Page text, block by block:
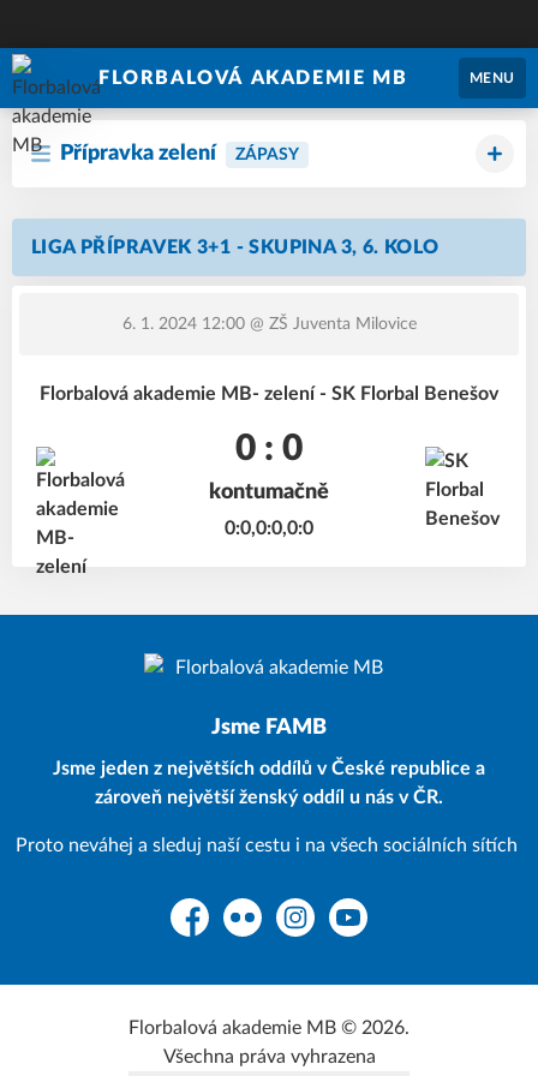
FLORBALOVÁ AKADEMIE MB MENU
Přípravka zelení ZÁPASY
LIGA PŘÍPRAVEK 3+1 - SKUPINA 3, 6. KOLO
6. 1. 2024 12:00@ ZŠ Juventa Milovice
Florbalová akademie MB- zelení - SK Florbal Benešov
0 : 0
kontumačně
0:0,0:0,0:0
Jsme FAMB
Jsme jeden z největších oddílů v České republice a
zároveň největší ženský oddíl u nás v ČR.
Proto neváhej a sleduj naší cestu i na všech sociálních sítích
FacebookFlickr InstagramYouTube
Florbalová akademie MB © 2026.
Všechna práva vyhrazena